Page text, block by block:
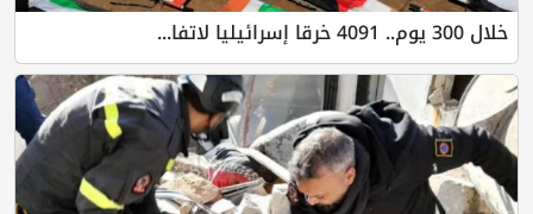
خلال 300 يوم.. 4091 خرقا إسرائيليا لاتفا...